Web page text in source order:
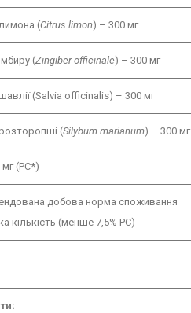
(Citrus limon) – 300 мг
(Zingiber officinale) – 300 мг
(Salvia officinalis) – 300 мг
(Silybum marianum) – 300 мг
мг (РС*)
добова норма споживання
кількість (менше 7,5% РС)